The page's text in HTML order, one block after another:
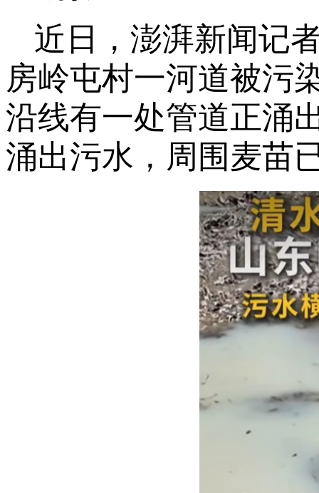
近日，澎湃新闻记
房岭屯村一河道被污
沿线有一处管道正涌
涌出污水，周围麦